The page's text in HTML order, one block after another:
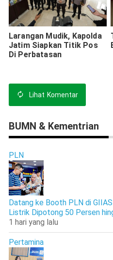
Larangan Mudik, Kapolda
Jatim Siapkan Titik Pos
Di Perbatasan
Lihat Komentar
BUMN & Kementrian
PLN
Datang ke Booth PLN di
Listrik Dipotong 50 Persen
1 hari yang lalu
Pertamina